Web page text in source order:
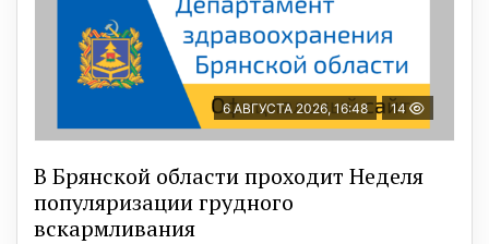
6 АВГУСТА 2026, 16:48 14
В Брянской области проходит Неделя
популяризации грудного
вскармливания